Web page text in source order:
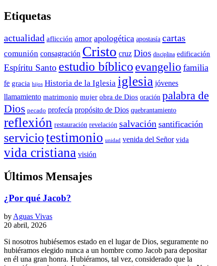
Etiquetas
actualidad aflicción amor apologética apostasía cartas
comunión consagración Cristo cruz Dios disciplina edificación
Espíritu Santo estudio bíblico evangelio familia
fe gracia hijos Historia de la Iglesia iglesia jóvenes
llamamiento matrimonio mujer obra de Dios oración palabra de
Dios pecado profecía propósito de Dios quebrantamiento
reflexión restauración revelación salvación santificación
serviciotestimonio unidad venida del Señor vida
vida cristiana visión
Últimos Mensajes
¿Por qué Jacob?
by Aguas Vivas
20 abril, 2026
Si nosotros hubiésemos estado en el lugar de Dios, seguramente no
hubiéramos elegido nunca a un hombre como Jacob para depositar
en él una gran honra. Hubiéramos, tal vez, considerado que la